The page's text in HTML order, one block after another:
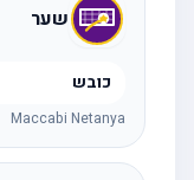
שער
כובש
Maccabi Netanya